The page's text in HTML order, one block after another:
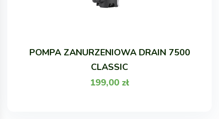
POMPA ZANURZENIOWA DRAIN 7500
CLASSIC
199,00 zł